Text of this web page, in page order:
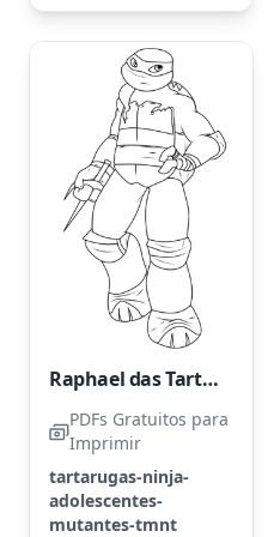
Raphael das Tartarugas Ninja
PDFs Gratuitos para
Imprimir
tartarugas-ninja-
adolescentes-
mutantes-tmnt